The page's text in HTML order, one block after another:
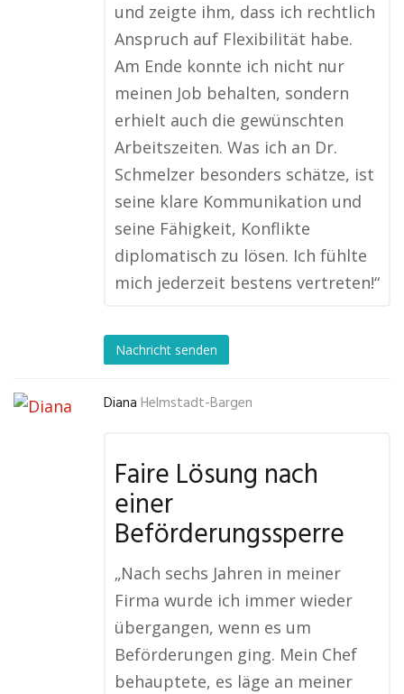
und zeigte ihm, dass ich rechtlich
Anspruch auf Flexibilität habe.
Am Ende konnte ich nicht nur
meinen Job behalten, sondern
erhielt auch die gewünschten
Arbeitszeiten. Was ich an Dr.
Schmelzer besonders schätze, ist
seine klare Kommunikation und
seine Fähigkeit, Konflikte
diplomatisch zu lösen. Ich fühlte
mich jederzeit bestens vertreten!“
Nachricht senden
Diana Helmstadt-Bargen
Faire Lösung nach
einer
Beförderungssperre
„Nach sechs Jahren in meiner
Firma wurde ich immer wieder
übergangen, wenn es um
Beförderungen ging. Mein Chef
behauptete, es läge an meiner